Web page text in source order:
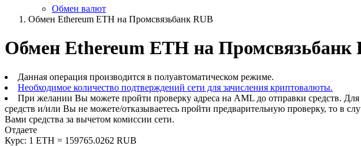
Обмен валют
Обмен Ethereum ETH на Промсвязьбанк RUB
Обмен Ethereum ETH на Промсвязьбанк
Данная операция производится в полуавтоматическом режиме.
Необходимое количество подтверждений сети для зачисления криптовалюты.
При желании Вы можете пройти проверку адреса на AML до отправки средств. Для
средств и/или Вы не можете/отказываетесь пройти предварительную проверку, то в
Вами средства за вычетом комиссии сети.
Отдаете
Курс: 1 ETH = 159765.0262 RUB